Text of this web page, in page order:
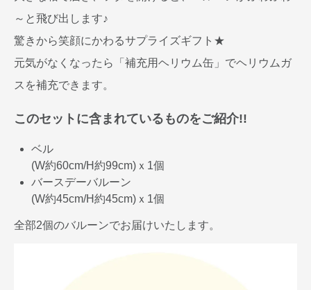
～と飛び出します♪
驚きから笑顔にかわるサプライズギフト★
元気がなくなったら「補充用ヘリウム缶」でヘリウムガ
スを補充できます。
このセットに含まれているものをご紹介!!
ベル
(W約60cm/H約99cm)ｘ1個
バースデーバルーン
(W約45cm/H約45cm)ｘ1個
全部2個のバルーンでお届けいたします。